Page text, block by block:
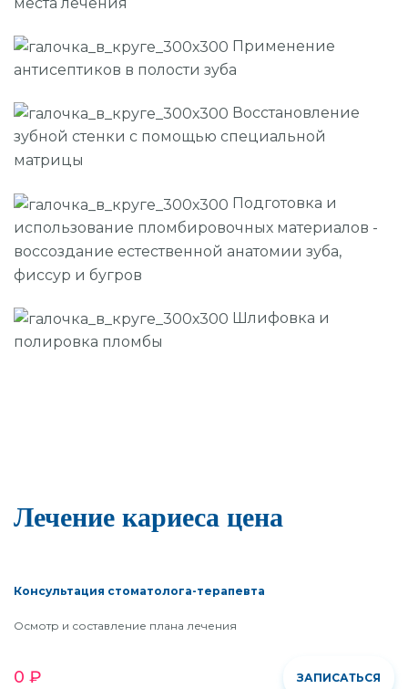
Применение
антисептиков в полости зуба
Восстановление
зубной стенки с помощью специальной
матрицы
Подготовка и
использование пломбировочных материалов -
воссоздание естественной анатомии зуба,
фиссур и бугров
Шлифовка и
полировка пломбы
Лечение кариеса цена
Консультация стоматолога-терапевта
Осмотр и составление плана лечения
0 ₽ ЗАПИСАТЬСЯ